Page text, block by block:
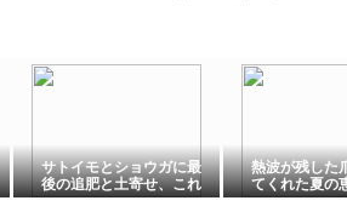
サトイモとショウガに最
後の追肥と土寄せ、これ
でどう？…
熱波が残した
てくれた夏の